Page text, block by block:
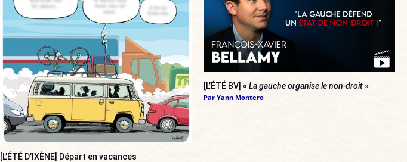
[L’ÉTÉ D’IXÈNE] Départ en vacances
[L’ÉTÉ BV] « La gauche organise le non-droit»
Par Yann Montero